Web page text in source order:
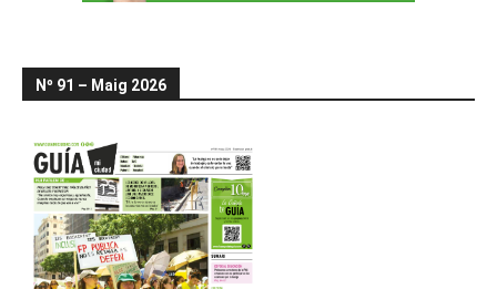
Nº 91 – Maig 2026